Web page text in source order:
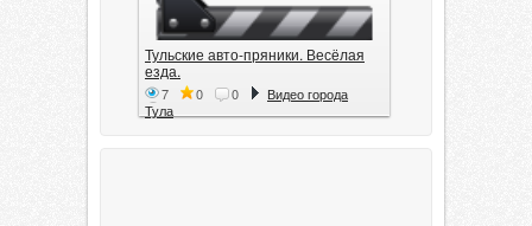
Тульские авто-пряники. Весёлая
езда.
7 0 0
Видео города
Тула